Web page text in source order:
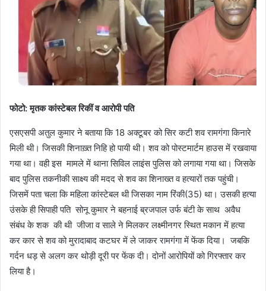
फोटो: मृतक कांस्टेबल रिकीं व आरोपी पति
एसएसपी अतुल कुमार ने बताया कि 18 अक्टूबर को सिर कटी शव रामगंगा किनारे
मिली थी। जिसकी शिनाख़्त निहि हो पायी थी। शव को पोस्टमार्टम हाउस में रखवाया
गया था। वही इस मामले में थाना सिविल लाइंस पुलिस को लगाया गया था। जिसके
बाद पुलिस तकनीकी साक्ष्य की मदद से शव का शिनाख्त व हत्यारों तक पहुंची।
जिसमें पता चला कि महिला कांस्टेबल थी जिसका नाम रिंकी(35) था। उसकी हत्या
उंसके ही सिपाही पति सोनू कुमार ने बहनाई ब्रजपाल उर्फ बंटी के साथ अवैध
संबंध के शक की थी जीजा व साले ने मिलकर लक्ष्मीनगर स्थित मकान में हत्या
कर कार से शव को मुरादाबाद कटघर में ले जाकर रामगंगा में फेंक दिया। जबकि
गर्दन धड़ से अलग कर थोड़ी दूरी पर फेंक दी। दोनों आरोपियों को गिरफ्तार कर
लिया है।